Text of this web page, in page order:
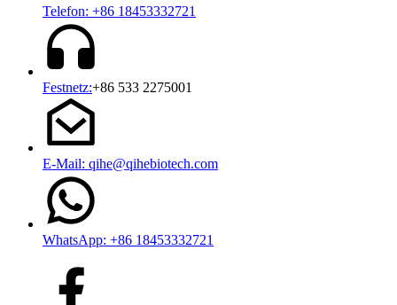
Telefon: +86 18453332721
Festnetz:+86 533 2275001
E-Mail: qihe@qihebiotech.com
WhatsApp: +86 18453332721